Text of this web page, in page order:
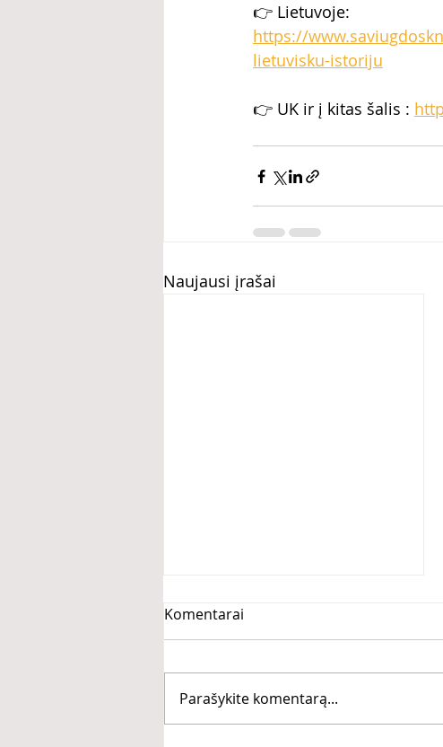
👉 Lietuvoje:
https://
lietuvisku-istoriju
👉 UK ir į kitas šalis :
Naujausi įrašai
Komentarai
Parašykite komentarą...